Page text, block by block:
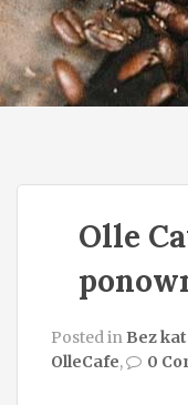
Olle
Posted in Bez
OlleCafe, 0